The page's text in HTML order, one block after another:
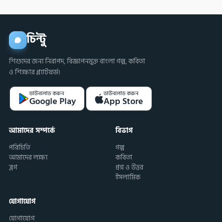
চিন্টু
শিশুদের জন্য নিরাপদ, বিজ্ঞাপনমুক্ত বাংলা গল্প, কবিতা
ও শিক্ষার প্ল্যাটফর্ম।
ডাউনলোড করুন
Google Play
ডাউনলোড করুন
App Store
আমাদের সম্পর্কে
পরিচিতি
আমাদের লক্ষ্য
ব্লগ
বিভাগ
গল্প
কবিতা
প্রশ্ন ও উত্তর
ইসলামিক
যোগাযোগ
যোগাযোগ